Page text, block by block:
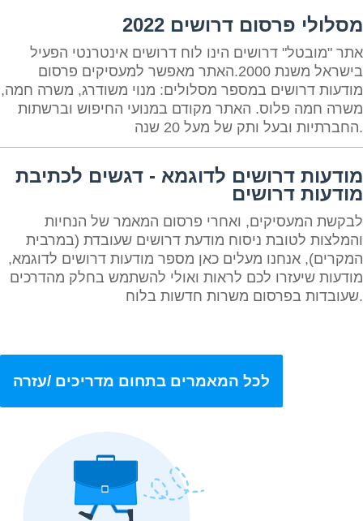
מסלולי פרסום דרושים 2022
אתר "מובטל" דרושים הינו לוח דרושים אינטרנטי הפעיל
בישראל משנת 2000.האתר מאפשר למעסיקים פרסום
מודעות דרושים במספר מסלולים: מנוי משודרג, משרה חמה,
משרה חמה פלוס. האתר מקודם במנועי החיפוש וברשתות
החברתיות ובעל ותק של מעל 20 שנה.
מודעות דרושים לדוגמא - דגשים לכתיבת
מודעות דרושים
לבקשת המעסיקים, ואחרי פרסום המאמר של הנחיות
והמלצות לטובת ניסוח מודעת דרושים שעובדת (במרבית
המקרים), אנחנו מעלים כאן מספר מודעות דרושים לדוגמא,
מודעות שיעזרו לכם לראות ואולי להשתמש בחלק מהדרכים
שעובדות בפרסום משרות חדשות בלוח.
לכל המאמרים בתחום מדריכים /עזרה